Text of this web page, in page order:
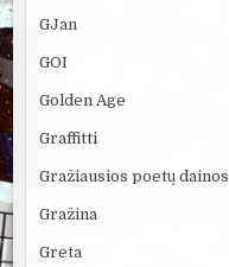
GJan
GOI
Golden Age
Graffitti
Gražiausios poetų dainos
Gražina
Greta